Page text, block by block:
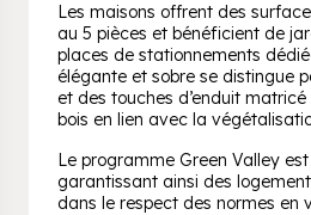
Les maisons offrent des
au 5 pièces et bénéficient de
places de stationnements
élégante et sobre se distingue
et des touches d’enduit matricé
bois en lien avec la
Le programme Green Valley
garantissant ainsi des
dans le respect des normes en